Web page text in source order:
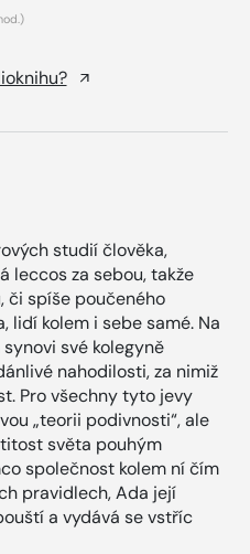
studií člověka,
leccos za sebou, takže
či spíše poučeného
lidí kolem i sebe samé. Na
své kolegyně
nahodilosti, za nimiž
Pro všechny tyto jevy
„teorii podivnosti“, ale
světa pouhým
společnost kolem ní čím
pravidlech, Ada její
a vydává se vstříc